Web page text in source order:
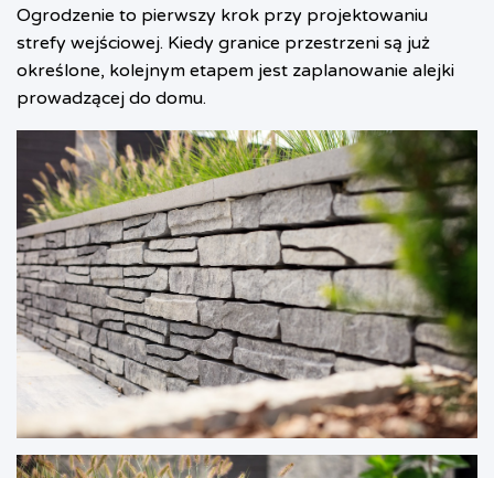
Ogrodzenie to pierwszy krok przy projektowaniu
strefy wejściowej. Kiedy granice przestrzeni są już
określone, kolejnym etapem jest zaplanowanie alejki
prowadzącej do domu.